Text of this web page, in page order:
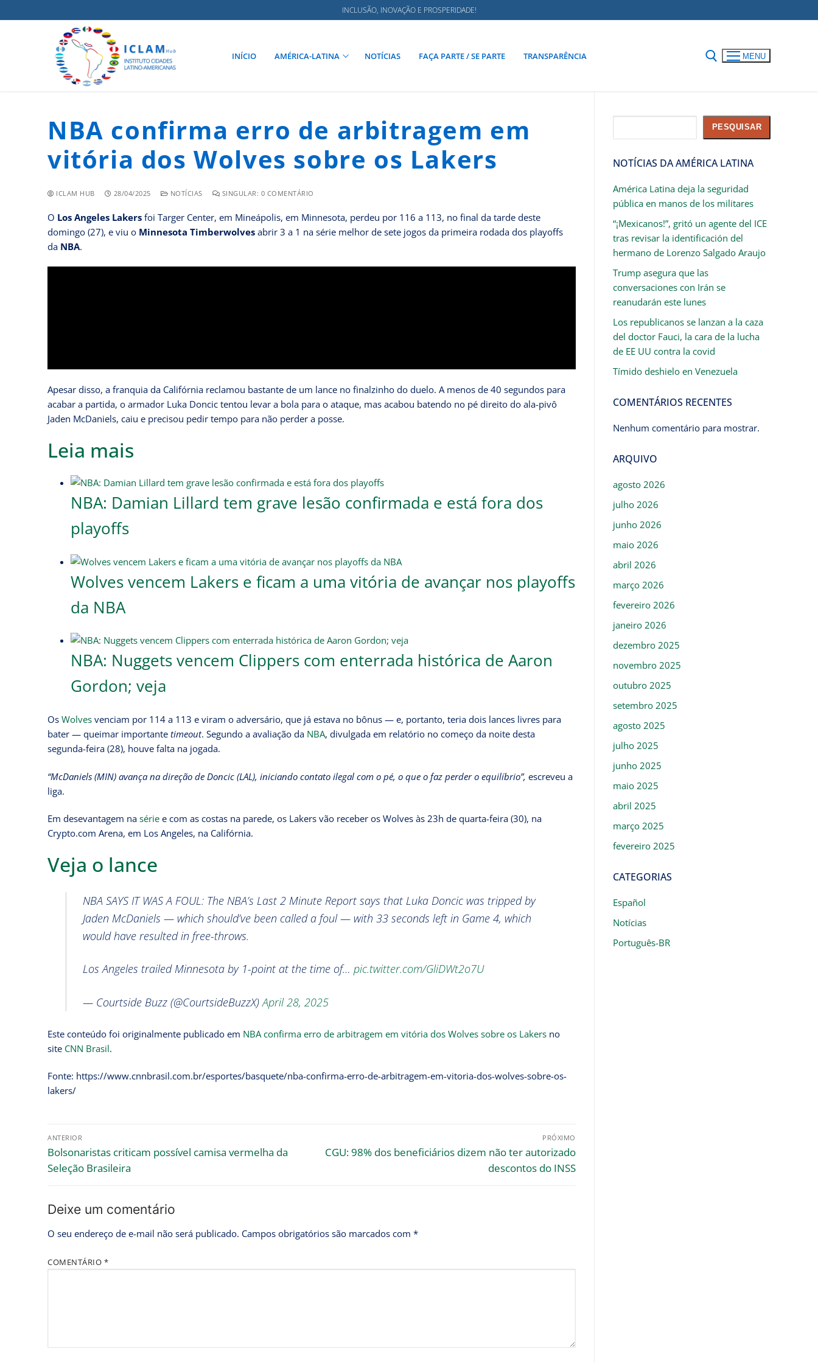
INCLUSÃO, INOVAÇÃO E PROSPERIDADE!
INÍCIO AMÉRICA-LATINA NOTÍCIAS FAÇA PARTE / SE PARTE TRANSPARÊNCIA MENU
NBA confirma erro de arbitragem em
vitória dos Wolves sobre os Lakers
ICLAM HUB 28/04/2025 NOTÍCIAS SINGULAR: 0 COMENTÁRIO
O Los Angeles Lakers foi Targer Center, em Mineápolis, em Minnesota, perdeu por 116 a 113, no final da tarde deste
domingo (27), e viu o Minnesota Timberwolves abrir 3 a 1 na série melhor de sete jogos da primeira rodada dos playoffs
da NBA.
Apesar disso, a franquia da Califórnia reclamou bastante de um lance no finalzinho do duelo. A menos de 40 segundos para
acabar a partida, o armador Luka Doncic tentou levar a bola para o ataque, mas acabou batendo no pé direito do ala-pivô
Jaden McDaniels, caiu e precisou pedir tempo para não perder a posse.
Leia mais
NBA: Damian Lillard tem grave lesão confirmada e está fora dos
playoffs
Wolves vencem Lakers e ficam a uma vitória de avançar nos playoffs
da NBA
NBA: Nuggets vencem Clippers com enterrada histórica de Aaron
Gordon; veja
Os Wolves venciam por 114 a 113 e viram o adversário, que já estava no bônus — e, portanto, teria dois lances livres para
bater — queimar importante timeout. Segundo a avaliação da NBA, divulgada em relatório no começo da noite desta
segunda-feira (28), houve falta na jogada.
“McDaniels (MIN) avança na direção de Doncic (LAL), iniciando contato ilegal com o pé, o que o faz perder o equilíbrio”, escreveu a
liga.
Em desevantagem na série e com as costas na parede, os Lakers vão receber os Wolves às 23h de quarta-feira (30), na
Crypto.com Arena, em Los Angeles, na Califórnia.
Veja o lance
NBA SAYS IT WAS A FOUL: The NBA’s Last 2 Minute Report says that Luka Doncic was tripped by
Jaden McDaniels — which should’ve been called a foul — with 33 seconds left in Game 4, which
would have resulted in free-throws.
Los Angeles trailed Minnesota by 1-point at the time of… pic.twitter.com/GliDWt2o7U
— Courtside Buzz (@CourtsideBuzzX)April 28, 2025
Este conteúdo foi originalmente publicado em NBA confirma erro de arbitragem em vitória dos Wolves sobre os Lakers no
site CNN Brasil.
Fonte: https://www.cnnbrasil.com.br/esportes/basquete/nba-confirma-erro-de-arbitragem-em-vitoria-dos-wolves-sobre-os-
lakers/
ANTERIOR
Bolsonaristas criticam possível camisa vermelha da
Seleção Brasileira
PRÓXIMO
CGU: 98% dos beneficiários dizem não ter autorizado
descontos do INSS
Deixe um comentário
O seu endereço de e-mail não será publicado. Campos obrigatórios são marcados com *
COMENTÁRIO *
PESQUISAR
NOTÍCIAS DA AMÉRICA LATINA
América Latina deja la seguridad
pública en manos de los militares
“¡Mexicanos!”, gritó un agente del ICE
tras revisar la identificación del
hermano de Lorenzo Salgado Araujo
Trump asegura que las
conversaciones con Irán se
reanudarán este lunes
Los republicanos se lanzan a la caza
del doctor Fauci, la cara de la lucha
de EE UU contra la covid
Tímido deshielo en Venezuela
COMENTÁRIOS RECENTES
Nenhum comentário para mostrar.
ARQUIVO
agosto 2026
julho 2026
junho 2026
maio 2026
abril 2026
março 2026
fevereiro 2026
janeiro 2026
dezembro 2025
novembro 2025
outubro 2025
setembro 2025
agosto 2025
julho 2025
junho 2025
maio 2025
abril 2025
março 2025
fevereiro 2025
CATEGORIAS
Español
Notícias
Português-BR